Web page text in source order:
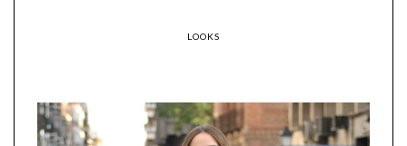
LOOKS